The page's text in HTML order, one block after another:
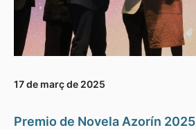
17 de març de 2025
Premio de Novela Azorín 2025